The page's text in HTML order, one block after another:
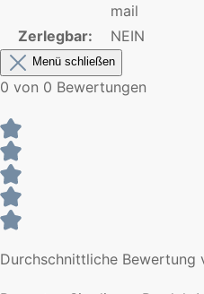
mail
Zerlegbar:
NEIN
Menü schließen
0 von 0 Bewertungen
Durchschnittliche Bewertung